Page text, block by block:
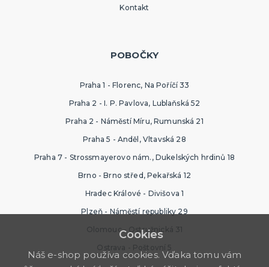
Kontakt
POBOČKY
Praha 1 - Florenc, Na Poříčí 33
Praha 2 - I. P. Pavlova, Lublaňská 52
Praha 2 - Náměstí Míru, Rumunská 21
Praha 5 - Anděl, Vltavská 28
Praha 7 - Strossmayerovo nám., Dukelských hrdinů 18
Brno - Brno střed, Pekařská 12
Hradec Králové - Divišova 1
Plzeň - Náměstí republiky 29
Olomouc - Ostružnická 31
Ostrava - Poštovní 5
Cookies
Náš e-shop používa cookies. Vďaka tomu vám